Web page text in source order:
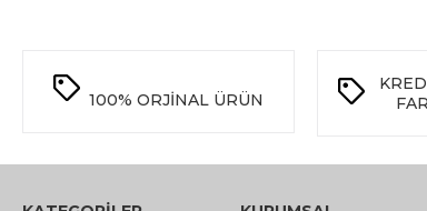
100% ORJİNAL ÜRÜN